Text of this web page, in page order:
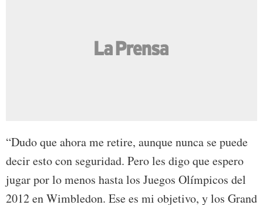
“Dudo que ahora me retire, aunque nunca se puede
decir esto con seguridad. Pero les digo que espero
jugar por lo menos hasta los Juegos Olímpicos del
2012 en Wimbledon. Ese es mi objetivo, y los Grand